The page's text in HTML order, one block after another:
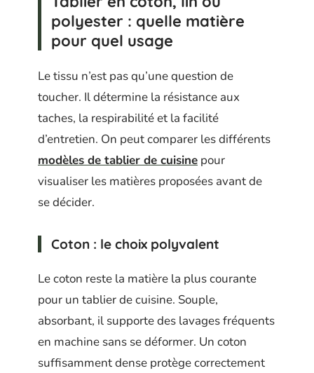
polyester : quelle matière
pour quel usage
Le tissu n’est pas qu’une question de
toucher. Il détermine la résistance aux
taches, la respirabilité et la facilité
d’entretien. On peut comparer les différents
modèles de tablier de cuisine pour
visualiser les matières proposées avant de
se décider.
Coton : le choix polyvalent
Le coton reste la matière la plus courante
pour un tablier de cuisine. Souple,
absorbant, il supporte des lavages fréquents
en machine sans se déformer. Un coton
suffisamment dense protège correctement